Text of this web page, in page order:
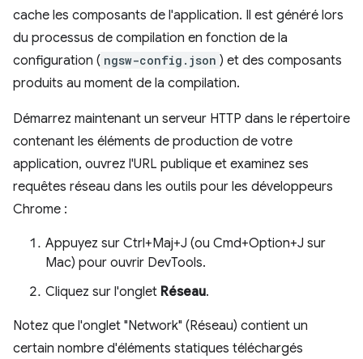
cache les composants de l'application. Il est généré lors
du processus de compilation en fonction de la
configuration ( ngsw-config.json ) et des composants
produits au moment de la compilation.
Démarrez maintenant un serveur HTTP dans le répertoire
contenant les éléments de production de votre
application, ouvrez l'URL publique et examinez ses
requêtes réseau dans les outils pour les développeurs
Chrome :
Appuyez sur Ctrl+Maj+J (ou Cmd+Option+J sur
Mac) pour ouvrir DevTools.
Cliquez sur l'onglet Réseau.
Notez que l'onglet "Network" (Réseau) contient un
certain nombre d'éléments statiques téléchargés